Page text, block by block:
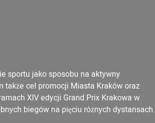
sportu jako sposobu na aktywny
także cel promocji Miasta Kraków oraz
XIV edycji Grand Prix Krakowa w
biegów na pięciu różnych dystansach.